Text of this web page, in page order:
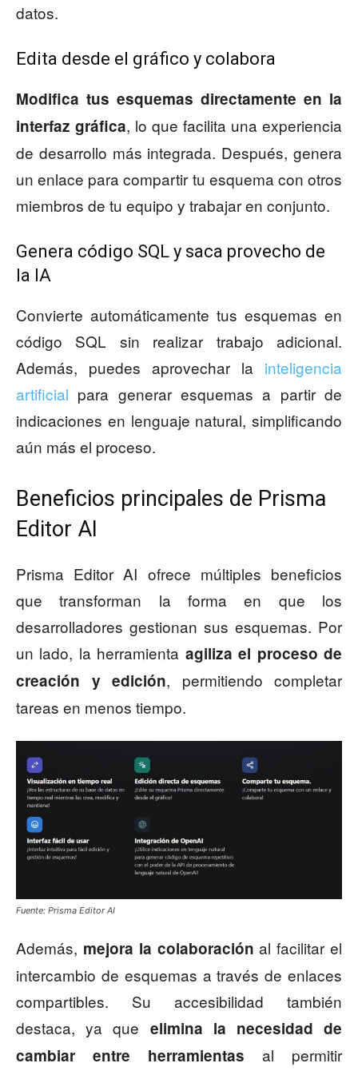
datos.
Edita desde el gráfico y colabora
Modifica tus esquemas directamente en la
interfaz gráfica, lo que facilita una experiencia
de desarrollo más integrada. Después, genera
un enlace para compartir tu esquema con otros
miembros de tu equipo y trabajar en conjunto.
Genera código SQL y saca provecho de
la IA
Convierte automáticamente tus esquemas en
código SQL sin realizar trabajo adicional.
Además, puedes aprovechar la inteligencia
artificial para generar esquemas a partir de
indicaciones en lenguaje natural, simplificando
aún más el proceso.
Beneficios principales de Prisma
Editor AI
Prisma Editor AI ofrece múltiples beneficios
que transforman la forma en que los
desarrolladores gestionan sus esquemas. Por
un lado, la herramienta agiliza el proceso de
creación y edición, permitiendo completar
tareas en menos tiempo.
Fuente: Prisma Editor AI
Además, mejora la colaboración al facilitar el
intercambio de esquemas a través de enlaces
compartibles. Su accesibilidad también
destaca, ya que elimina la necesidad de
cambiar entre herramientas al permitir